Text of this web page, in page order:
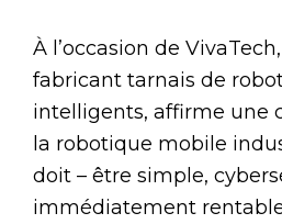
À l’occasion de VivaTech,
fabricant tarnais de
intelligents, affirme une
la robotique mobile
doit – être simple,
immédiatement